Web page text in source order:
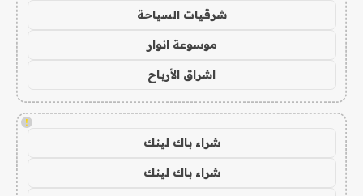
شرقيات السياحة
موسوعة انوار
اشراق الأرباح
!
شراء باك لينك
شراء باك لينك